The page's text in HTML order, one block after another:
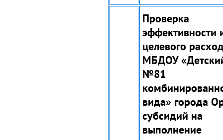
Проверка
эффективности
целевого
МБДОУ
№81
вида» города
субсидий на
выполнение